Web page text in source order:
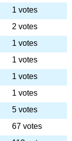
1 votes
2 votes
1 votes
1 votes
1 votes
1 votes
5 votes
67 votes